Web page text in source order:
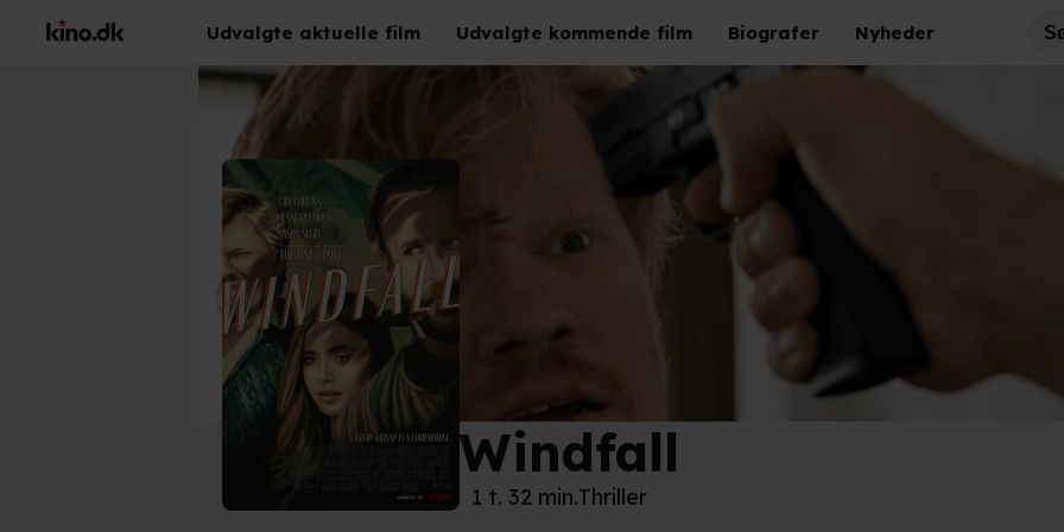
Udvalgte aktuelle film Udvalgte kommende film Biografer Nyheder
© Netflix
Windfall
1 t. 32 min.Thriller